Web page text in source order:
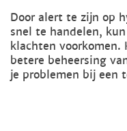
Door alert te zijn op
snel te handelen,
klachten voorkomen.
betere beheersing
je problemen bij een